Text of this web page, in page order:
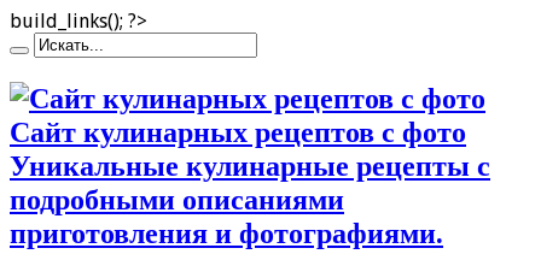
build_links(); ?>
Сайт кулинарных рецептов с фото
Уникальные кулинарные рецепты с
подробными описаниями
приготовления и фотографиями.